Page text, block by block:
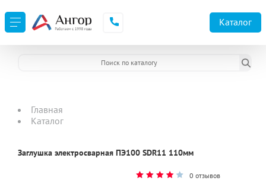
Каталог
Главная
Каталог
Заглушка электросварная ПЭ100 SDR11 110мм
0 отзывов